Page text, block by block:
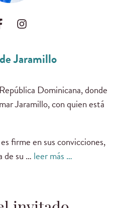
Jaramillo
Dominicana, donde
Jaramillo, con quien está
firme en sus convicciones,
de su … leer más …